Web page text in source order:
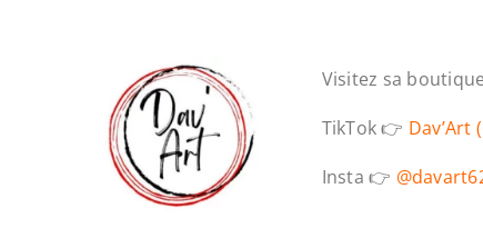
Visitez sa
TikTok 👉 Dav’Art
Insta 👉